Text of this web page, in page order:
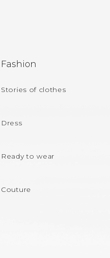
Fashion
Stories of clothes
Dress
Ready to wear
Couture